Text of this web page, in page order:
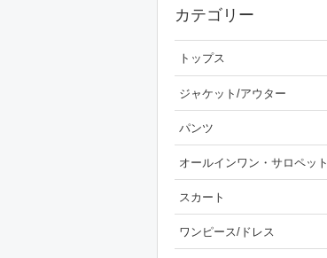
カテゴリー
トップス
ジャケット/アウター
パンツ
オールインワン・サロペット
スカート
ワンピース/ドレス